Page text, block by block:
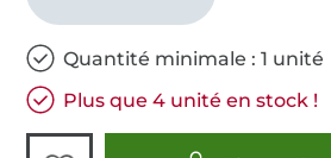
Quantité minimale : 1 unité
Plus que 4 unité en stock !